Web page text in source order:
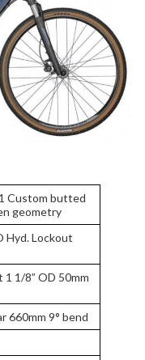
Custom butted
geometry
Hyd. Lockout
1 1/8” OD 50mm
660mm 9° bend